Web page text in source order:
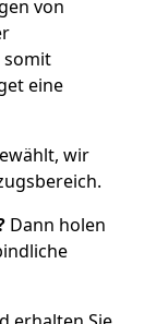
von
somit
eine
wir
Dann holen